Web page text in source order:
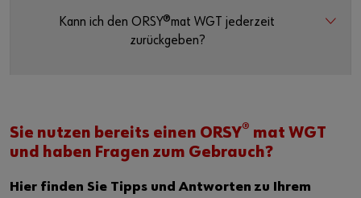
Kann ich den ORSY®mat WGT jederzeit
zurückgeben?
Sie nutzen bereits einen ORSY® mat WGT
und haben Fragen zum Gebrauch?
Hier finden Sie Tipps und Antworten zu Ihrem